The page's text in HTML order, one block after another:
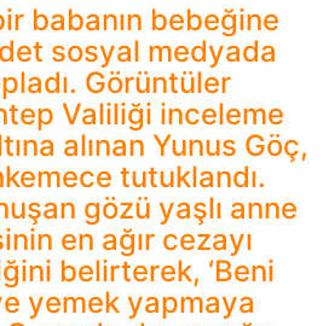
babanın bebeğine
sosyal medyada
Görüntüler
Valiliği inceleme
alınan Yunus Göç,
tutuklandı.
gözü yaşlı anne
en ağır cezayı
belirterek, ‘Beni
yemek yapmaya